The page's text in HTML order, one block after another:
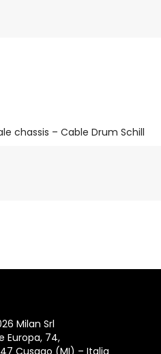
chassis – Cable Drum Schill
Milan Srl
Europa, 74,
Cusago (MI) – Italia